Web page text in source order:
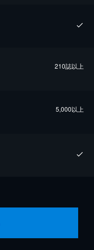
210誌以上
5,000以上